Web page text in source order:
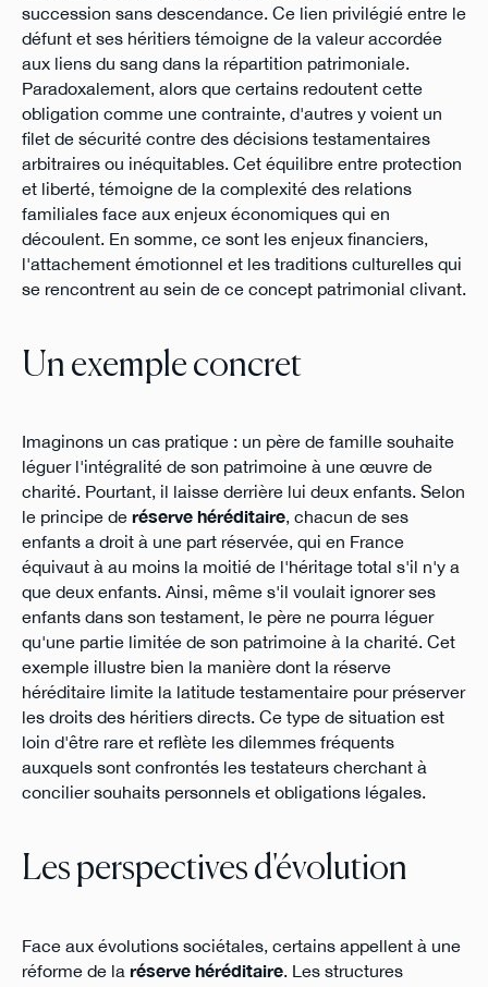
succession sans descendance. Ce lien privilégié entre le
défunt et ses héritiers témoigne de la valeur accordée
aux liens du sang dans la répartition patrimoniale.
Paradoxalement, alors que certains redoutent cette
obligation comme une contrainte, d'autres y voient un
filet de sécurité contre des décisions testamentaires
arbitraires ou inéquitables. Cet équilibre entre protection
et liberté, témoigne de la complexité des relations
familiales face aux enjeux économiques qui en
découlent. En somme, ce sont les enjeux financiers,
l'attachement émotionnel et les traditions culturelles qui
se rencontrent au sein de ce concept patrimonial clivant.
Un exemple concret
Imaginons un cas pratique : un père de famille souhaite
léguer l'intégralité de son patrimoine à une œuvre de
charité. Pourtant, il laisse derrière lui deux enfants. Selon
le principe de réserve héréditaire, chacun de ses
enfants a droit à une part réservée, qui en France
équivaut à au moins la moitié de l'héritage total s'il n'y a
que deux enfants. Ainsi, même s'il voulait ignorer ses
enfants dans son testament, le père ne pourra léguer
qu'une partie limitée de son patrimoine à la charité. Cet
exemple illustre bien la manière dont la réserve
héréditaire limite la latitude testamentaire pour préserver
les droits des héritiers directs. Ce type de situation est
loin d'être rare et reflète les dilemmes fréquents
auxquels sont confrontés les testateurs cherchant à
concilier souhaits personnels et obligations légales.
Les perspectives d'évolution
Face aux évolutions sociétales, certains appellent à une
réforme de la réserve héréditaire. Les structures